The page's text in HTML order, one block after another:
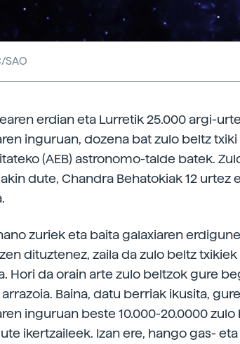
SAO
erdian eta Lurretik 25.000 argi-
inguruan, dozena bat zulo beltz
(AEB) astronomo-talde batek.
dute, Chandra Behatokiak 12 urtez
zuriek eta baita galaxiaren
dituztenez, zaila da zulo beltz
Hori da orain arte zulo beltzok gure
Baina, datu berriak ikusita,
inguruan beste 10.000-20.0000
ikertzaileek. Izan ere, hango gas-